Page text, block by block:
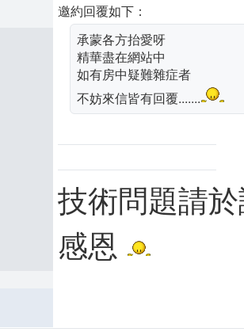
邀約回覆如下：
承蒙各方抬愛呀
精華盡在網站中
如有房中疑難雜症者
不妨來信皆有回覆.......
技術問題請
感恩